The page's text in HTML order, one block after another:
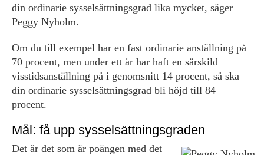
din ordinarie sysselsättningsgrad lika mycket, säger
Peggy Nyholm.
Om du till exempel har en fast ordinarie anställning på
70 procent, men under ett år har haft en särskild
visstidsanställning på i genomsnitt 14 procent, så ska
din ordinarie sysselsättningsgrad bli höjd till 84
procent.
Mål: få upp sysselsättningsgraden
Det är det som är poängen med det